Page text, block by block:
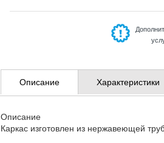
Описание Характеристики
Описание
Каркас изготовлен из нержавеющей